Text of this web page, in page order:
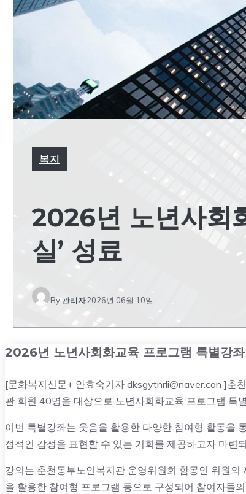
복지
2026년 노년사회
실’ 성료
By관리자2026년 06월 10일
2026년 노년사회화교육 프로그램 특별강좌
[문화복지신문+ 안효숙기자 dksgytnrli@naver.con ]춘
관 회원 40명을 대상으로 노년사회화교육 프로그램 특
이번 특별강좌는 웃음을 활용한 다양한 참여형 활동을
정적인 감정을 표현할 수 있는 기회를 제공하고자 마련
강의는 춘천동부노인복지관 운영위원회 함몽인 위원
을 활용한 참여형 프로그램 등으로 구성되어 참여자들